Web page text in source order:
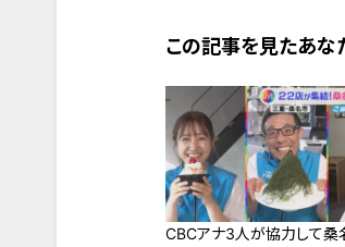
この記事を見たあな
CBCアナ3人が協力して桑